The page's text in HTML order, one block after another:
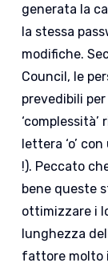
generata la
la stessa
modifiche.
Council, le
prevedibili
lettera ‘o’ con
!). Peccato
bene queste
ottimizzare i
lunghezza
fattore molto